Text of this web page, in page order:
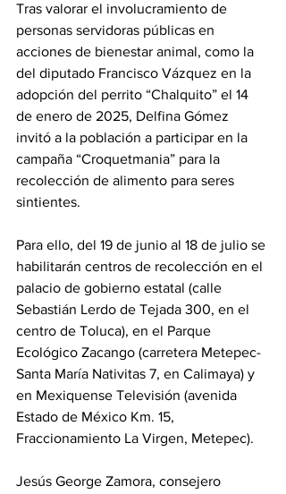
Tras valorar el involucramiento de
personas servidoras públicas en
acciones de bienestar animal, como la
del diputado Francisco Vázquez en la
adopción del perrito “Chalquito” el 14
de enero de 2025, Delfina Gómez
invitó a la población a participar en la
campaña “Croquetmania” para la
recolección de alimento para seres
sintientes.
Para ello, del 19 de junio al 18 de julio se
habilitarán centros de recolección en el
palacio de gobierno estatal (calle
Sebastián Lerdo de Tejada 300, en el
centro de Toluca), en el Parque
Ecológico Zacango (carretera Metepec-
Santa María Nativitas 7, en Calimaya) y
en Mexiquense Televisión (avenida
Estado de México Km. 15,
Fraccionamiento La Virgen, Metepec).
Jesús George Zamora, consejero